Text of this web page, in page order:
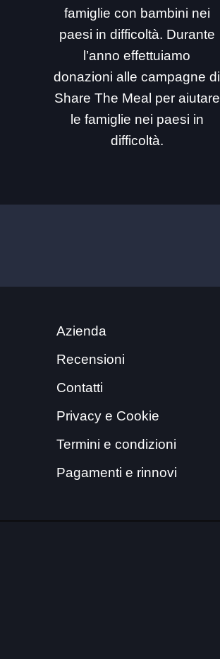
famiglie con bambini nei
paesi in difficoltà. Durante
l’anno effettuiamo
donazioni alle campagne di
Share The Meal per aiutare
le famiglie nei paesi in
difficoltà.
Azienda
Recensioni
Contatti
Privacy e Cookie
Termini e condizioni
Pagamenti e rinnovi